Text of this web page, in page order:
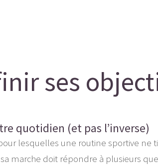
ses
quotidien (et pas l’inverse)
lesquelles une routine sportive
marche doit répondre à plusieurs